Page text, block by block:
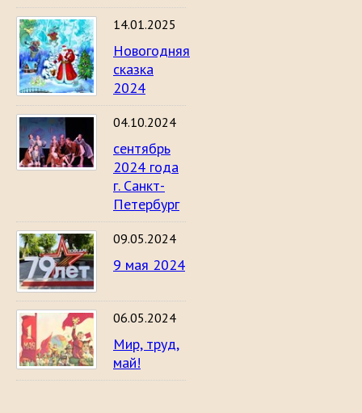
14.01.2025
Новогодняя
сказка
2024
04.10.2024
сентябрь
2024 года
г. Санкт-
Петербург
09.05.2024
9 мая 2024
06.05.2024
Мир, труд,
май!